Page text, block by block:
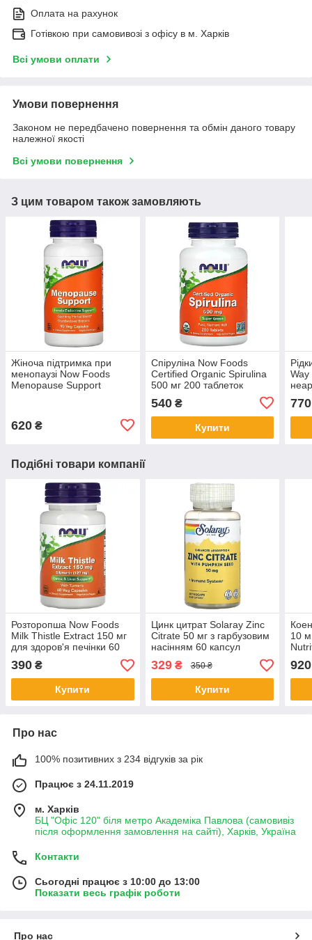
Оплата на рахунок
Готівкою при самовивозі з офісу в м. Харків
Всі умови оплати
Умови повернення
Законом не передбачено повернення та обмін даного товару
належної якості
Всі умови повернення
З цим товаром також замовляють
Жіноча підтримка при
менопаузі Now Foods
Menopause Support
620 ₴
Спіруліна Now Foods
Сertified Organic Spirulina
500 мг 200 таблеток
540₴
Купити
770
Подібні товари компанії
Розторопша Now Foods
Milk Thistle Extract 150 мг
для здоров'я печінки 60
вегетаріанських капсул
390 ₴
Купити
Цинк цитрат Solaray Zinc
Citrate 50 мг з гарбузовим
насінням 60 капсул
329₴ 350 ₴
Купити
10
920
Про нас
100% позитивних з 234 відгуків за рік
Працює з 24.11.2019
м. Харків
БЦ "Офіс 120" біля метро Академіка Павлова (самовивіз
після оформлення замовлення на сайті), Харків, Україна
Контакти
Сьогодні працює з 10:00 до 13:00
Показати весь графік роботи
Про нас